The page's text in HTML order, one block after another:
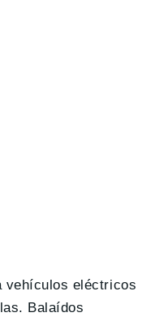
vehículos eléctricos
Balaídos